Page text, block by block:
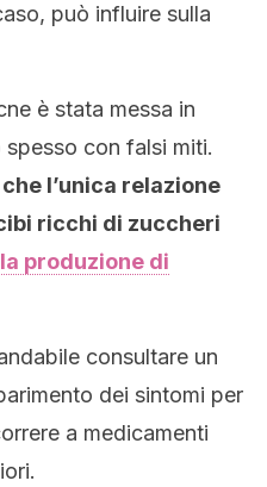
può influire sulla
è stata messa in
con falsi miti.
l’unica relazione
ricchi di zuccheri
produzione di
consultare un
dei sintomi per
a medicamenti